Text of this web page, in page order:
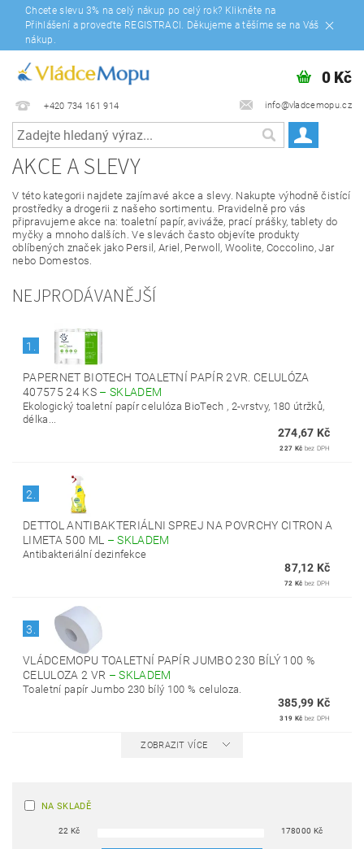
Chcete slevu 3% na celý nákup po celý rok? Klikněte na
Přihlášení a proveďte REGISTRACI. Děkujeme a těšíme se na Váš
nákup.
+420 734 161 914 info@vladcemopu.cz
0 Kč
AKCE A SLEVY
V této kategorii najdete zajímavé akce a slevy. Nakupte výhodně čistící
prostředky a drogerii z našeho sortimentu. Pravidelně pro vás
připravujeme akce na: toaletní papír, aviváže, prací prášky, tablety do
myčky a mnoho dalších. Ve slevách často objevíte produkty
oblíbených značek jako Persil, Ariel, Perwoll, Woolite, Coccolino, Jar
nebo Domestos.
NEJPRODÁVANĚJŠÍ
1.
PAPERNET BIOTECH TOALETNÍ PAPÍR 2VR. CELULÓZA
407575 24 KS – SKLADEM
Ekologický toaletní papír celulóza BioTech , 2-vrstvy, 180 útržků,
délka...
274,67 Kč
227 Kč bez DPH
2.
DETTOL ANTIBAKTERIÁLNI SPREJ NA POVRCHY CITRON A
LIMETA 500 ML –SKLADEM
Antibakteriální dezinfekce
87,12 Kč
72 Kč bez DPH
3.
VLÁDCEMOPU TOALETNÍ PAPÍR JUMBO 230 BÍLÝ 100 %
CELULOZA 2 VR –SKLADEM
Toaletní papír Jumbo 230 bílý 100 % celuloza.
385,99 Kč
319 Kč bez DPH
ZOBRAZIT VÍCE
NA SKLADĚ
22 Kč 178000 Kč